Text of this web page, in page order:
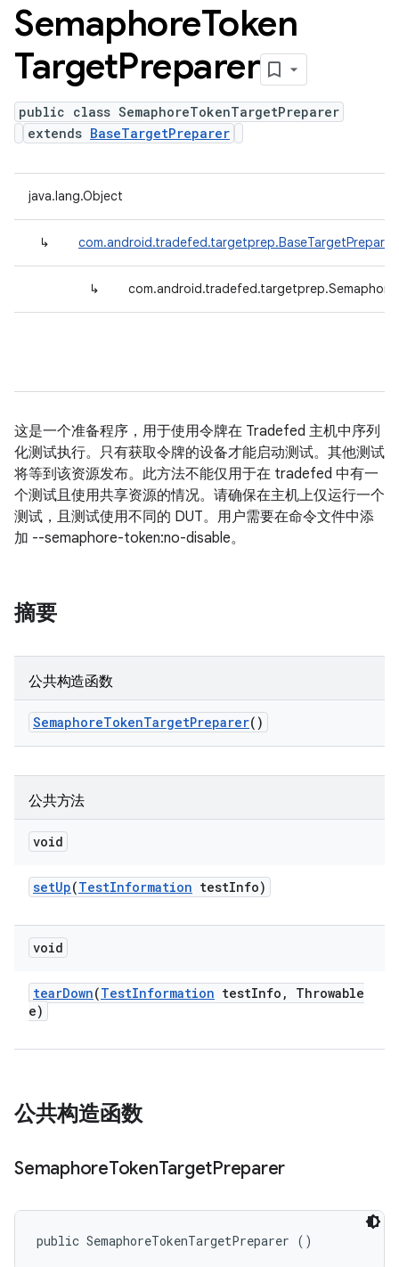
SemaphoreToken
TargetPreparer
public class SemaphoreTokenTargetPreparer
extends BaseTargetPreparer
java.lang.Object
↳ com.android.tradefed.targetprep.BaseTargetPreparer
↳
这是一个准备程序，用于使用令牌在 Tradefed 主机中序列
化测试执行。只有获取令牌的设备才能启动测试。其他测试
将等到该资源发布。此方法不能仅用于在 tradefed 中有一
个测试且使用共享资源的情况。请确保在主机上仅运行一个
测试，且测试使用不同的 DUT。用户需要在命令文件中添
加 --semaphore-token:no-disable。
摘要
公共构造函数
SemaphoreTokenTargetPreparer()
公共方法
void
setUp(TestInformation testInfo)
void
tearDown(TestInformation testInfo ,
Throwable
e)
公共构造函数
SemaphoreTokenTargetPreparer
public SemaphoreTokenTargetPreparer ()